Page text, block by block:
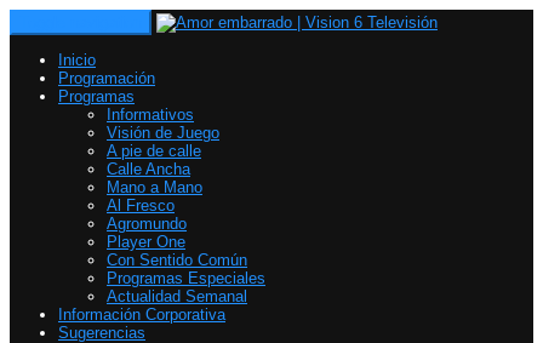
Inicio
Programación
Programas
Informativos
Visión de Juego
A pie de calle
Calle Ancha
Mano a Mano
Al Fresco
Agromundo
Player One
Con Sentido Común
Programas Especiales
Actualidad Semanal
Información Corporativa
Sugerencias